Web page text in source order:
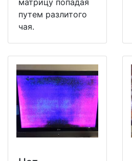
путем разлитого
чая.